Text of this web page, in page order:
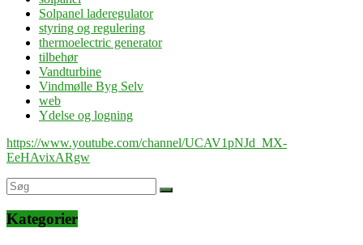
Solpanel laderegulator
styring og regulering
thermoelectric generator
tilbehør
Vandturbine
Vindmølle Byg Selv
web
Ydelse og logning
https://www.youtube.com/channel/UCAV1pNJd_MX-
EeHAvixARgw
Kategorier